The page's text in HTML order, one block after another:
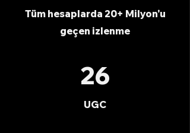
Tüm hesaplarda 20+ Milyon'u
geçen izlenme
26
UGC